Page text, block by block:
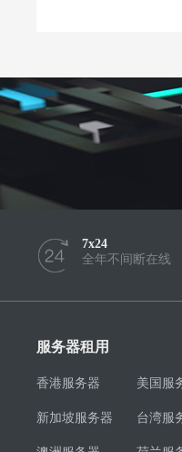
7x24
全年不间断在线
服务器租用
香港服务器 美国服
新加坡服务器 台湾服